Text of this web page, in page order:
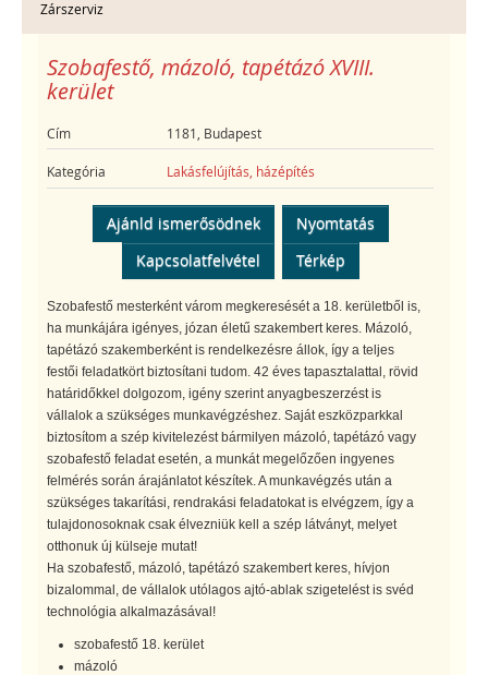
Zárszerviz
Szobafestő, mázoló, tapétázó XVIII.
kerület
Cím 1181, Budapest
Kategória Lakásfelújítás, házépítés
Ajánld ismerősödnek
Nyomtatás
Kapcsolatfelvétel
Térkép
Szobafestő mesterként várom megkeresését a 18. kerületből is,
ha munkájára igényes, józan életű szakembert keres. Mázoló,
tapétázó szakemberként is rendelkezésre állok, így a teljes
festői feladatkört biztosítani tudom. 42 éves tapasztalattal, rövid
határidőkkel dolgozom, igény szerint anyagbeszerzést is
vállalok a szükséges munkavégzéshez. Saját eszközparkkal
biztosítom a szép kivitelezést bármilyen mázoló, tapétázó vagy
szobafestő feladat esetén, a munkát megelőzően ingyenes
felmérés során árajánlatot készítek. A munkavégzés után a
szükséges takarítási, rendrakási feladatokat is elvégzem, így a
tulajdonosoknak csak élvezniük kell a szép látványt, melyet
otthonuk új külseje mutat!
Ha szobafestő, mázoló, tapétázó szakembert keres, hívjon
bizalommal, de vállalok utólagos ajtó-ablak szigetelést is svéd
technológia alkalmazásával!
szobafestő 18. kerület
mázoló